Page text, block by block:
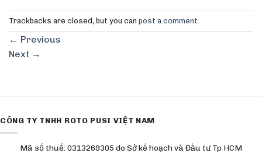
Trackbacks are closed, but you can post a comment
← Previous
Next →
CÔNG TY TNHH ROTO PUSI VIỆT NAM
Mã số thuế: 0313269305 do Sở kế hoạch và Đầu tư Tp HCM